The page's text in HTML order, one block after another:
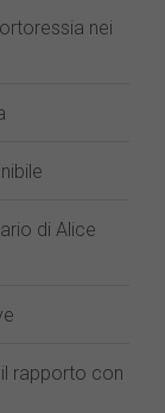
nei
di Alice
rapporto con